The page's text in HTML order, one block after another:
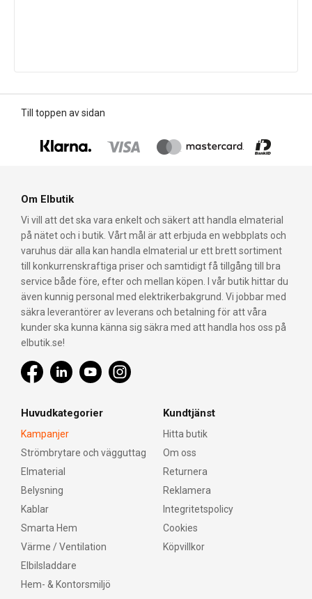
Till toppen av sidan
Om Elbutik
Vi vill att det ska vara enkelt och säkert att handla elmaterial
på nätet och i butik. Vårt mål är att erbjuda en webbplats och
varuhus där alla kan handla elmaterial ur ett brett sortiment
till konkurrenskraftiga priser och samtidigt få tillgång till bra
service både före, efter och mellan köpen. I vår butik hittar du
även kunnig personal med elektrikerbakgrund. Vi jobbar med
säkra leverantörer av leverans och betalning för att våra
kunder ska kunna känna sig säkra med att handla hos oss på
elbutik.se!
Huvudkategorier
Kampanjer
Strömbrytare och vägguttag
Elmaterial
Belysning
Kablar
Smarta Hem
Värme / Ventilation
Elbilsladdare
Hem- & Kontorsmiljö
Kundtjänst
Hitta butik
Om oss
Returnera
Reklamera
Integritetspolicy
Cookies
Köpvillkor